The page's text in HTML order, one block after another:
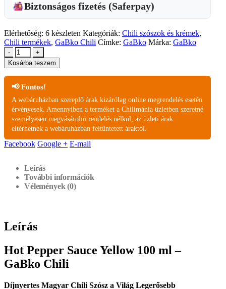
Biztonságos fizetés (Saferpay)
Elérhetőség: 6 készleten Kategóriák: Chili szószok és krémek,
Chili termékek, GaBko Chili Címke: GaBko Márka: GaBko
-
+
Kosárba teszem
📢 Fontos!
A webáruházban szereplő árak kizárólag online megrendelés esetén
érvényesek. Amennyiben a terméket a Chilimánia üzletben szeretné
személyesen megvásárolni rendelés nélkül, az üzleti árak
eltérhetnek a webáruházban feltüntetett áraktól.
Facebook Google + E-mail
Leírás
További információk
Vélemények (0)
Leírás
Hot Pepper Sauce Yellow 100 ml –
GaBko Chili
Díjnyertes Magyar Chili Szósz a Világ Legerősebb